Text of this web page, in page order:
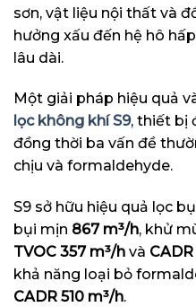
sơn, vật liệu nội thất và
hưởng xấu đến hệ hô
lâu dài.
Một giải pháp hiệu quả
lọc không khí S9, thiết bị
đồng thời ba vấn đề
chịu và formaldehyde.
S9 sở hữu hiệu quả lọc
bụi mịn 867 m³/h, khử
TVOC 357 m³/h và
khả năng loại bỏ
CADR 510 m³/h.